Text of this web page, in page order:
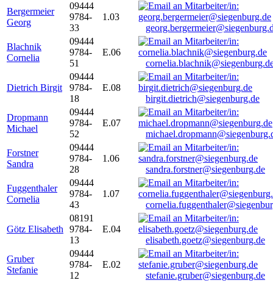
Bergermeier
Georg
09444
9784-
33
1.03
Blachnik
Cornelia
09444
9784-
51
E.06
Dietrich Birgit
09444
9784-
18
E.08
birgit.dietrich@siegenburg.de
Dropmann
Michael
09444
9784-
52
E.07
Forstner
Sandra
09444
9784-
28
1.06
sandra.forstner@siegenburg.de
Fuggenthaler
Cornelia
09444
9784-
43
1.07
Götz Elisabeth
08191
9784-
13
E.04
elisabeth.goetz@siegenburg.de
Gruber
Stefanie
09444
9784-
12
E.02
stefanie.gruber@siegenburg.de